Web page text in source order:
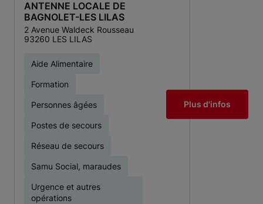
ANTENNE LOCALE DE
BAGNOLET-LES LILAS
2 Avenue Waldeck Rousseau
93260 LES LILAS
Aide Alimentaire
Formation
Personnes âgées
Postes de secours
Réseau de secours
Samu Social, maraudes
Urgence et autres
opérations
Plus d'infos